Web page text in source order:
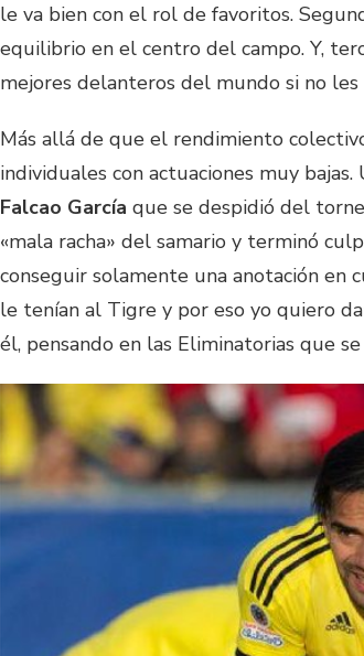
le va bien con el rol de favoritos.
equilibrio en el centro del campo. Y,
mejores delanteros del mundo si no
Más allá de que el rendimiento
individuales con actuaciones muy
Falcao García que se despidió del
«mala racha» del samario y terminó
conseguir solamente una anotación en
le tenían al Tigre y por eso yo quiero
él, pensando en las Eliminatorias que